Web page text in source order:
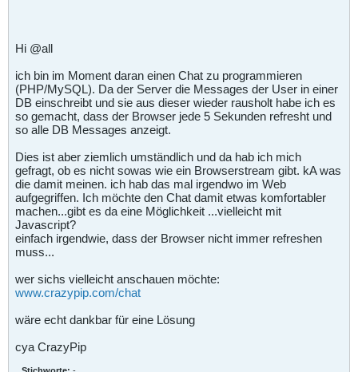
Hi @all
ich bin im Moment daran einen Chat zu programmieren
(PHP/MySQL). Da der Server die Messages der User in einer
DB einschreibt und sie aus dieser wieder rausholt habe ich es
so gemacht, dass der Browser jede 5 Sekunden refresht und
so alle DB Messages anzeigt.
Dies ist aber ziemlich umständlich und da hab ich mich
gefragt, ob es nicht sowas wie ein Browserstream gibt. kA was
die damit meinen. ich hab das mal irgendwo im Web
aufgegriffen. Ich möchte den Chat damit etwas komfortabler
machen...gibt es da eine Möglichkeit ...vielleicht mit
Javascript?
einfach irgendwie, dass der Browser nicht immer refreshen
muss...
wer sichs vielleicht anschauen möchte:
www.crazypip.com/chat
wäre echt dankbar für eine Lösung
cya CrazyPip
Stichworte: -